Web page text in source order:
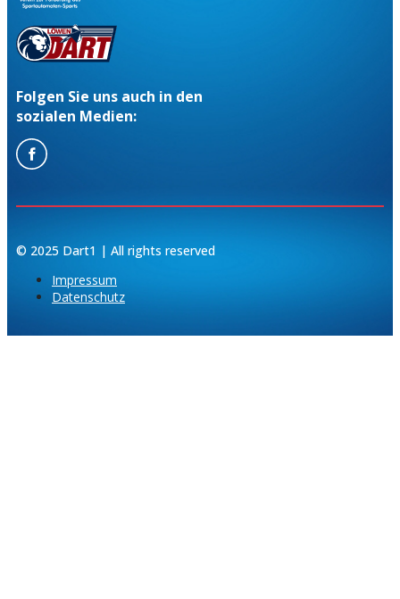
Folgen Sie uns auch in den
sozialen Medien:
© 2025 Dart1 | All rights reserved
Impressum
Datenschutz